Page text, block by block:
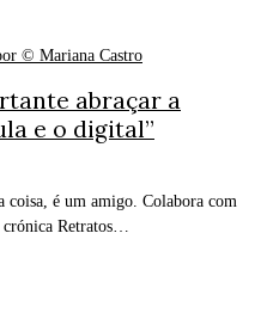
abraçar a
e o digital”
coisa, é um amigo. Colabora com
crónica Retratos…